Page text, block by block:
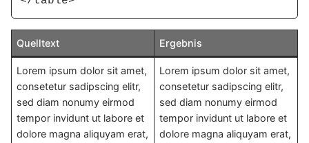
Quelltext Ergebnis
Lorem ipsum dolor sit amet,
consetetur sadipscing elitr,
sed diam nonumy eirmod
tempor invidunt ut labore et
dolore magna aliquyam erat,
Lorem ipsum dolor sit amet,
consetetur sadipscing elitr,
sed diam nonumy eirmod
tempor invidunt ut labore et
dolore magna aliquyam erat,